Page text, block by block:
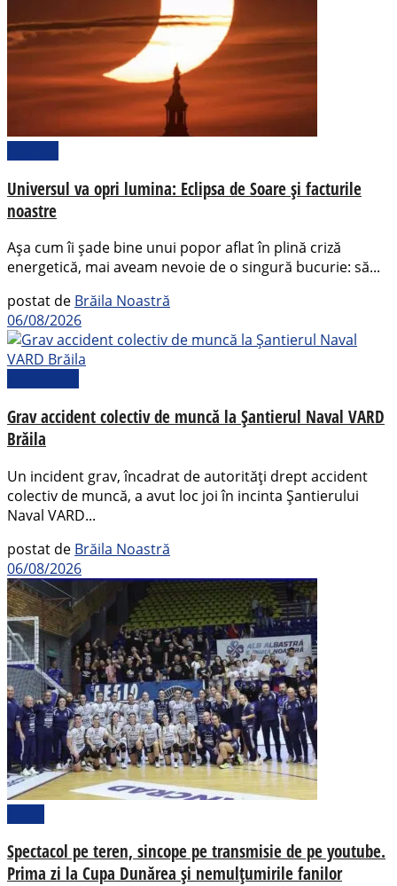
Universul va opri lumina: Eclipsa de Soare și facturile
noastre
Așa cum îi șade bine unui popor aflat în plină criză
energetică, mai aveam nevoie de o singură bucurie: să...
postat de Brăila Noastră
06/08/2026
Grav accident colectiv de muncă la Șantierul Naval VARD
Brăila
Un incident grav, încadrat de autorități drept accident
colectiv de muncă, a avut loc joi în incinta Șantierului
Naval VARD...
postat de Brăila Noastră
06/08/2026
Spectacol pe teren, sincope pe transmisie de pe youtube.
Prima zi la Cupa Dunărea și nemulțumirile fanilor